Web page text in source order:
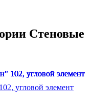
Стеновые
угловой элемент